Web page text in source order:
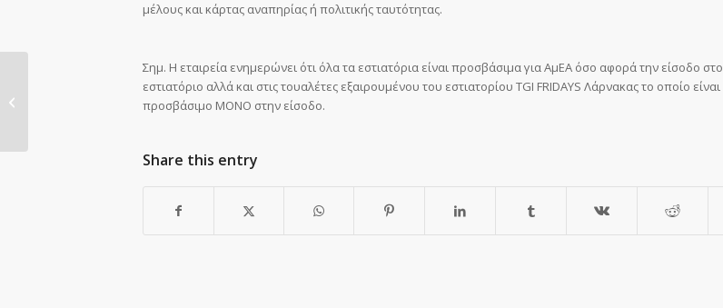
μέλους και κάρτας αναπηρίας ή πολιτικής ταυτότητας.
Σημ. Η εταιρεία ενημερώνει ότι όλα τα εστιατόρια είναι προσβάσιμα για ΑμΕΑ όσο αφορά την είσοδο στο
εστιατόριο αλλά και στις τουαλέτες εξαιρουμένου του εστιατορίου TGI FRIDAYS Λάρνακας το οποίο είναι
προσβάσιμο ΜΟΝΟ στην είσοδο.
Share this entry
Πρόσκληση σε Αστρονομική βραδιά